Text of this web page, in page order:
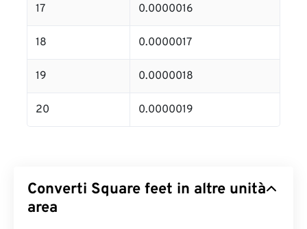
17 0.0000016
18 0.0000017
19 0.0000018
20 0.0000019
Converti Square feet in altre unità
area